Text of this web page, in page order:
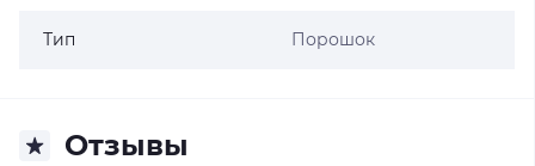
Тип Порошок
Отзывы